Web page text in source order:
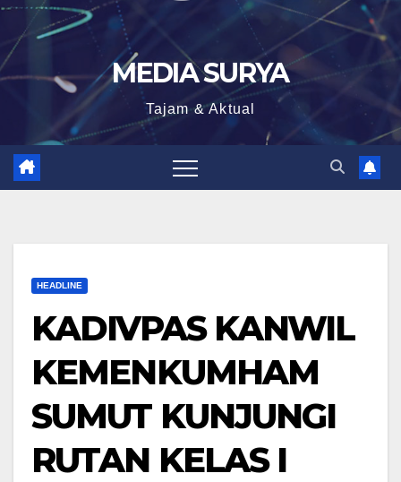
MEDIA SURYA
Tajam & Aktual
HEADLINE
KADIVPAS KANWIL
KEMENKUMHAM
SUMUT KUNJUNGI
RUTAN KELAS I